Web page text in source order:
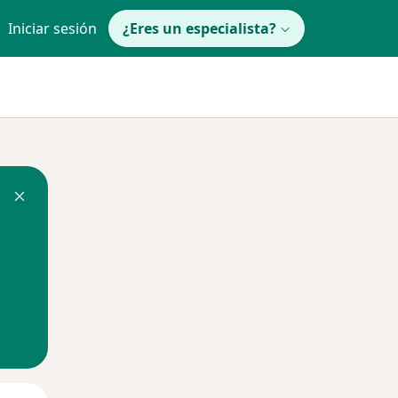
Iniciar sesión ¿Eres un especialista?